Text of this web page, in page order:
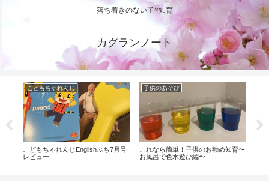
落ち着きのない子×知育
カグランノート
こどもちゃれんじ
こどもちゃれんじEnglishぷち7月号
レビュー
子供のあそび
これなら簡単！子供のお勧め知育〜
お風呂で色水遊び編〜